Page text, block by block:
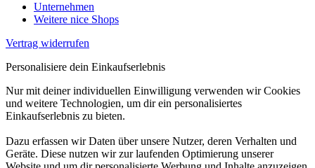
Unternehmen
Weitere nice Shops
Vertrag widerrufen
Personalisiere dein Einkaufserlebnis
Nur mit deiner individuellen Einwilligung verwenden wir Cookies
und weitere Technologien, um dir ein personalisiertes
Einkaufserlebnis zu bieten.
Dazu erfassen wir Daten über unsere Nutzer, deren Verhalten und
Geräte. Diese nutzen wir zur laufenden Optimierung unserer